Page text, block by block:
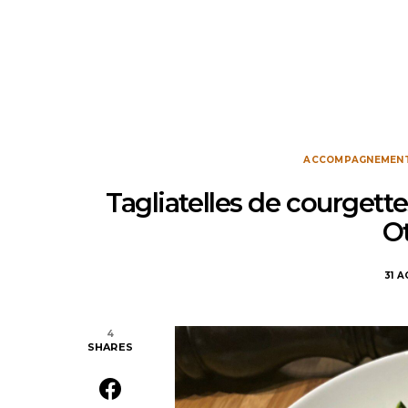
Tagliatelles de
31
4
SHARES